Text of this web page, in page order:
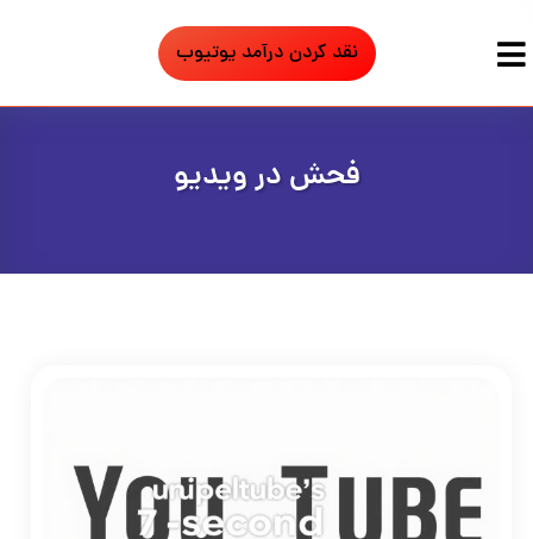
نقد کردن درآمد یوتیوب
فحش در ویدیو